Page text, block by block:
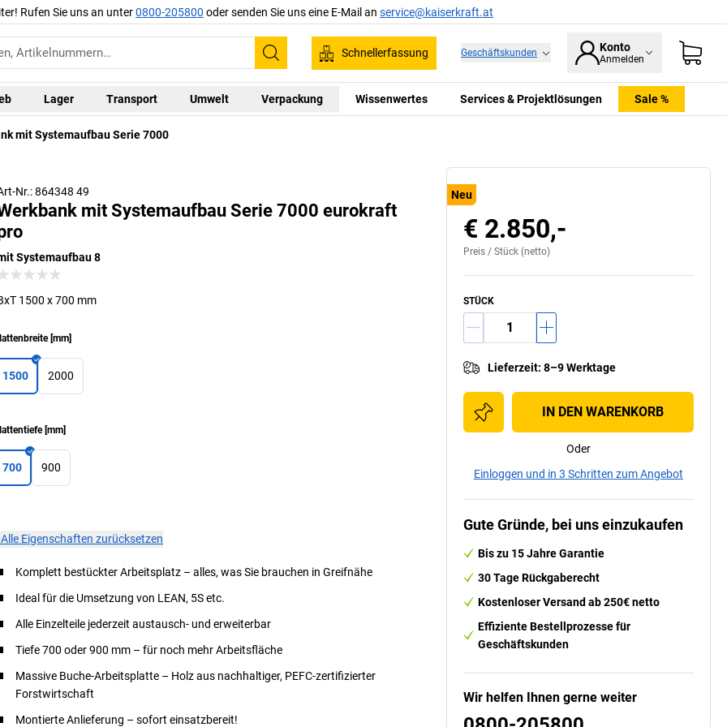
Rufen Sie uns an unter0800-205800 oder senden Sie uns eine E-Mail an service@kaiserkraft.at
Suchen
Schnellerfassung Geschäftskunden Konto
Anmelden
Lager Transport Umwelt Verpackung Wissenwertes Services & Projektlösungen Sale %
mit Systemaufbau Serie 7000
Nr.: 864348 49
mit Systemaufbau Serie 7000 eurokraft
Systemaufbau 8
1500 x 700 mm
[mm]
1500 2000
[mm]
700 900
Alle Eigenschaften zurücksetzen
Komplett bestückter Arbeitsplatz – alles, was Sie brauchen in Greifnähe
Ideal für die Umsetzung von LEAN, 5S etc.
Alle Einzelteile jederzeit austausch- und erweiterbar
Tiefe 700 oder 900 mm – für noch mehr Arbeitsfläche
Massive Buche-Arbeitsplatte – Holz aus nachhaltiger, PEFC-zertifizierter
Forstwirtschaft
Montierte Anlieferung – sofort einsatzbereit!
Neu
€ 2.850,-
Preis / Stück (netto)
STÜCK
Lieferzeit: 8–9 Werktage
IN DEN WARENKORB
Oder
Einloggen und in 3 Schritten zum Angebot
Gute Gründe, bei uns einzukaufen
Bis zu 15 Jahre Garantie
30 Tage Rückgaberecht
Kostenloser Versand ab 250€ netto
Effiziente Bestellprozesse für
Geschäftskunden
Wir helfen Ihnen gerne weiter